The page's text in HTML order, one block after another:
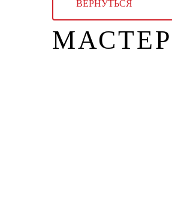
ВЕРНУТЬСЯ